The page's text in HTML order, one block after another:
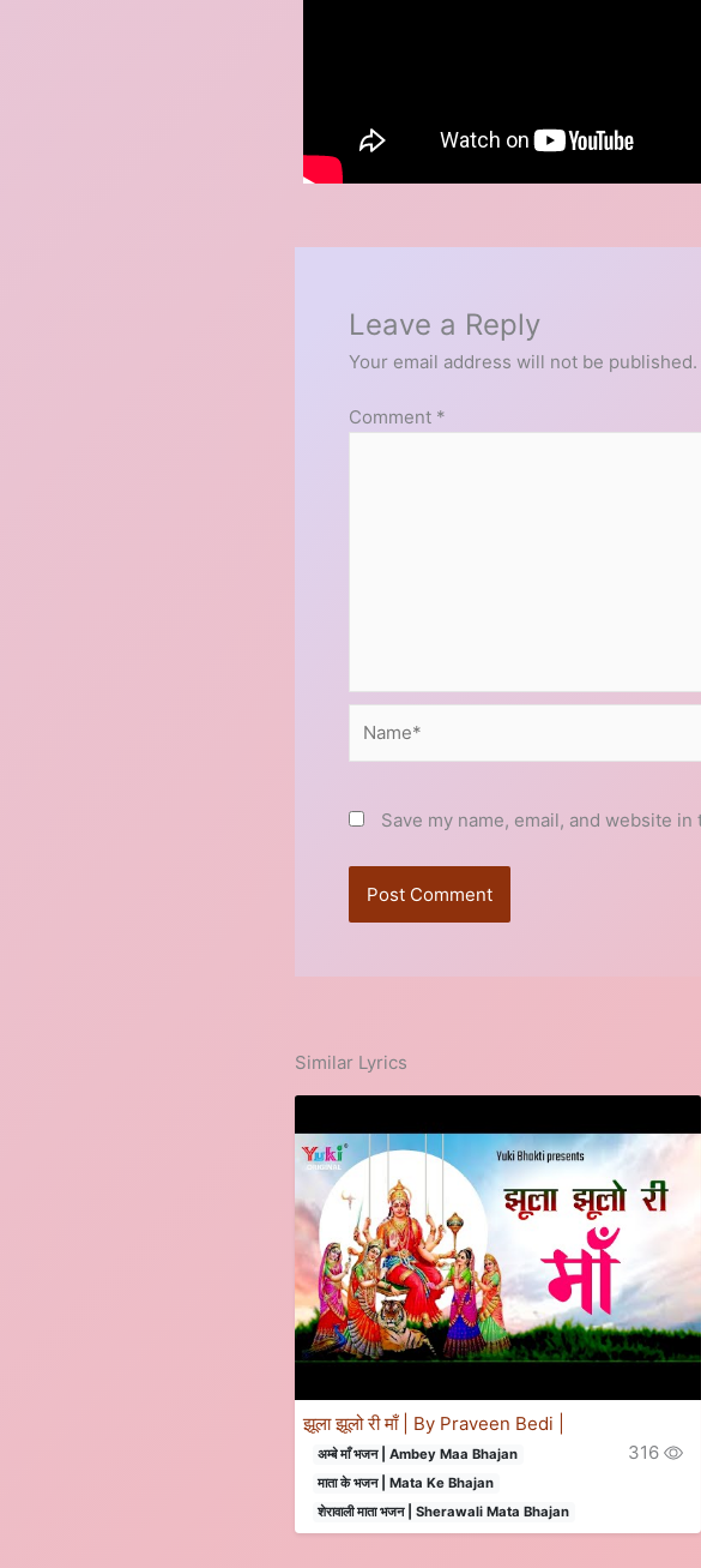
Leave a Reply
Your email address will not be published.
Comment *
Save my name, email, and website
Similar Lyrics
झूला झूलो री माँ | By Praveen Bedi |
अम्बे माँ भजन | Ambey Maa Bhajan
माता के भजन | Mata Ke Bhajan
शेरावाली माता भजन | Sherawali Mata Bhajan
316